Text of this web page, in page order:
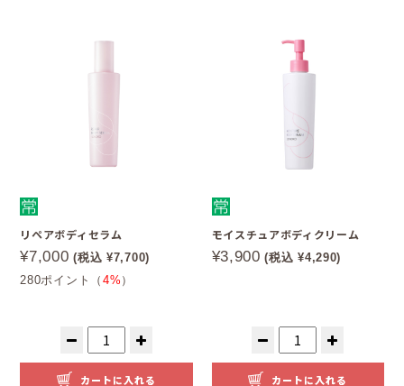
リペアボディセラム
¥7,000 (税込 ¥7,700)
280ポイント（ 4% ）
カートに入れる
モイスチュアボディクリーム
¥3,900 (税込 ¥4,290)
カートに入れる